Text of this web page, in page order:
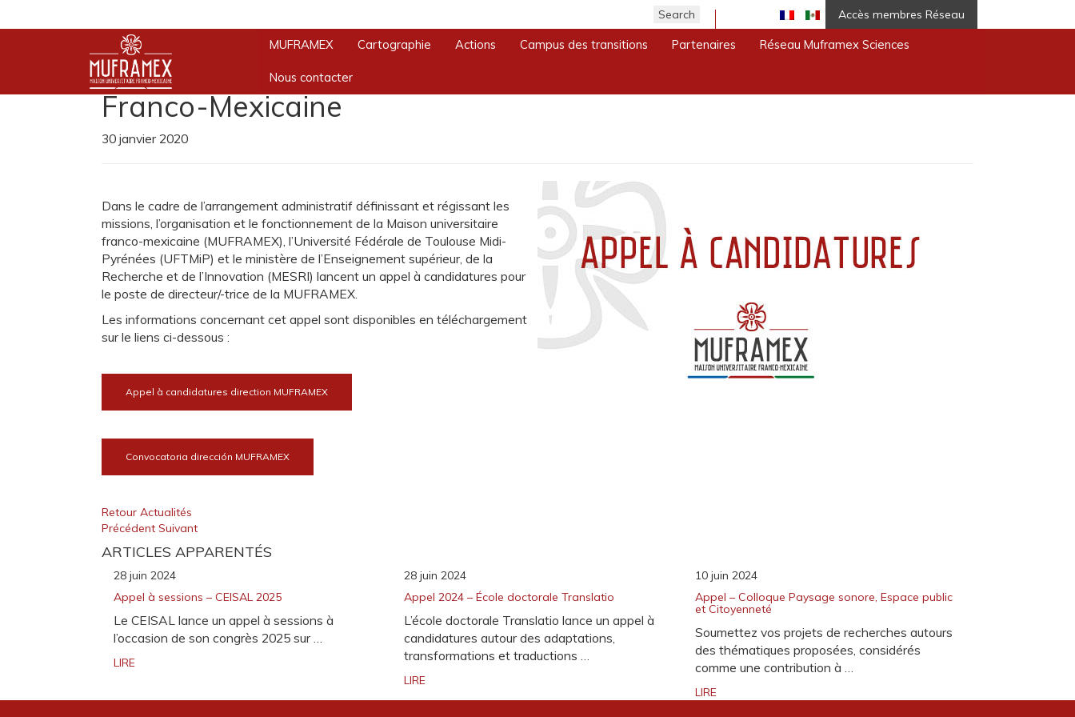
Accès membres Réseau
MUFRAMEX Cartographie Actions Campus des transitions Partenaires Réseau Muframex Sciences
Nous contacter
Accueil
Appel à candidatures pour la direction de la Maison Universitaire
Franco-Mexicaine
30 janvier 2020
Dans le cadre de l’arrangement administratif définissant et régissant les
missions, l’organisation et le fonctionnement de la Maison universitaire
franco-mexicaine (MUFRAMEX), l’Université Fédérale de Toulouse Midi-
Pyrénées (UFTMiP) et le ministère de l’Enseignement supérieur, de la
Recherche et de l’Innovation (MESRI) lancent un appel à candidatures pour
le poste de directeur/-trice de la MUFRAMEX.
Les informations concernant cet appel sont disponibles en téléchargement
sur le liens ci-dessous :
Appel à candidatures direction MUFRAMEX
Convocatoria dirección MUFRAMEX
Retour Actualités
Précédent Suivant
ARTICLES APPARENTÉS
28 juin 2024
Appel à sessions – CEISAL 2025
Le CEISAL lance un appel à sessions à
l’occasion de son congrès 2025 sur …
LIRE
28 juin 2024
Appel 2024 – École doctorale Translatio
L’école doctorale Translatio lance un appel à
candidatures autour des adaptations,
transformations et traductions …
LIRE
10 juin 2024
Appel – Colloque Paysage sonore, Espace public
et Citoyenneté
Soumettez vos projets de recherches autours
des thématiques proposées, considérés
comme une contribution à …
LIRE